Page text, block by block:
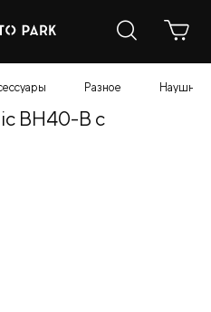
Разное
BH40-B с